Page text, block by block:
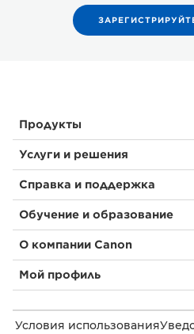
Продукты
Услуги и решения
Справка и поддержка
Обучение и образование
О компании Canon
Мой профиль
Условия использования